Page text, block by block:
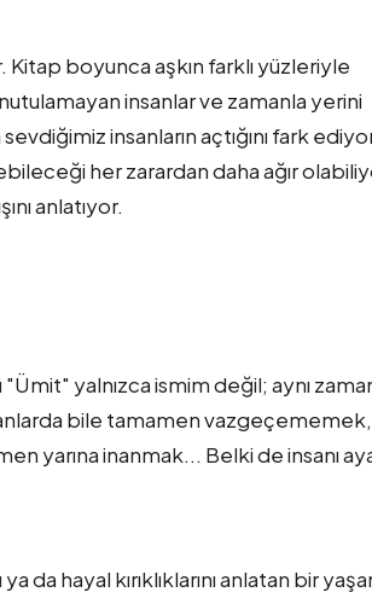
Kitap boyunca aşkın farklı yüzleriyle
insanlar ve zamanla yerini
insanların açtığını fark
her zarardan daha ağır
anlatıyor.
yalnızca ismim değil; aynı
bile tamamen vazgeçememek,
yarına inanmak... Belki de insanı
da hayal kırıklıklarını anlatan bir